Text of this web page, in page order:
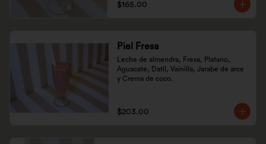
$165.00
Piel Fresa
Leche de almendra, Fresa, Platano,
Aguacate, Datil, Vainilla, Jarabe de arce
y Crema de coco.
$203.00